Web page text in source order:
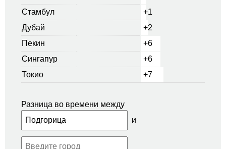
Стамбул
+1
Дубай
+2
Пекин
+6
Сингапур
+6
Токио
+7
Разница во времени между
и